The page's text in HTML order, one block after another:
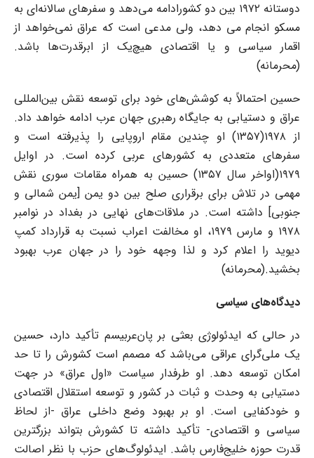
دوستانه ۱۹۷۲ بین دو کشورادامه می‌دهد و سفرهای سالانه‌ای به
مسکو انجام می دهد، ولی مدعی است که عراق نمی‌خواهد از
اقمار سیاسی و یا اقتصادی هیچ‌یک از ابرقدرت‌ها باشد.
(محرمانه)
حسین احتمالاً به کوشش‌های خود برای توسعه نقش بین‌المللی
عراق و دستیابی به جایگاه رهبری جهان عرب ادامه خواهد داد.
از ۱۹۷۸(۱۳۵۷) او چندین مقام اروپایی را پذیرفته است و
سفرهای متعددی به کشورهای عربی کرده است. در اوایل
۱۹۷۹(اواخر سال ۱۳۵۷) حسین به همراه مقامات سوری نقش
مهمی در تلاش برای برقراری صلح بین دو یمن [یمن شمالی و
جنوبی] داشته است. در ملاقات‌های نهایی در بغداد در نوامبر
۱۹۷۸ و مارس ۱۹۷۹، او مخالفت اعراب نسبت به قرارداد کمپ
دیوید را اعلام کرد و لذا وجهه خود را در جهان عرب بهبود
بخشید.(محرمانه)
دیدگاه‌های سیاسی
در حالی که ایدئولوژی بعثی بر پان‌عربیسم تأکید دارد، حسین
یک ملی‌گرای عراقی می‌باشد که مصمم است کشورش را تا حد
امکان توسعه دهد. او طرفدار سیاست «اول عراق» در جهت
دستیابی به وحدت و ثبات در کشور و توسعه استقلال اقتصادی
و خودکفایی است. او بر بهبود وضع داخلی عراق -از لحاظ
سیاسی و اقتصادی- تأکید داشته تا کشورش بتواند بزرگترین
قدرت حوزه خلیج‌فارس باشد. ایدئولوگ‌های حزب با نظر اصالت